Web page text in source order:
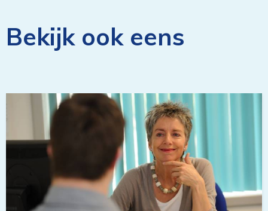
Bekijk ook eens